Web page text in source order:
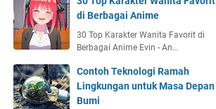
di Berbagai Anime
30 Top Karakter Wanita Favorit di
Berbagai Anime Evin - An…
Contoh Teknologi Ramah
Lingkungan untuk Masa Depan
Bumi